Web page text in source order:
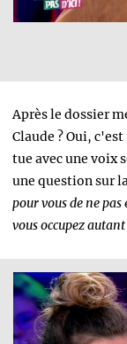
Après le dossier
Claude ? Oui,
tue avec une voix
une question sur
pour vous de ne
vous occupez